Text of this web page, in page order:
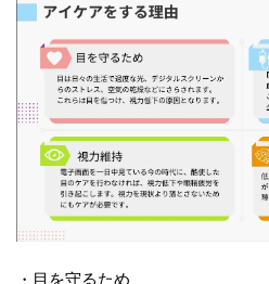
・目を守るため